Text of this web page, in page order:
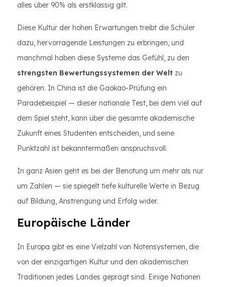
alles über 90% als erstklassig gilt.
Diese Kultur der hohen Erwartungen treibt die Schüler
dazu, hervorragende Leistungen zu erbringen, und
manchmal haben diese Systeme das Gefühl, zu den
strengsten Bewertungssystemen der Welt zu
gehören. In China ist die Gaokao-Prüfung ein
Paradebeispiel — dieser nationale Test, bei dem viel auf
dem Spiel steht, kann über die gesamte akademische
Zukunft eines Studenten entscheiden, und seine
Punktzahl ist bekanntermaßen anspruchsvoll.
In ganz Asien geht es bei der Benotung um mehr als nur
um Zahlen — sie spiegelt tiefe kulturelle Werte in Bezug
auf Bildung, Anstrengung und Erfolg wider.
Europäische Länder
In Europa gibt es eine Vielzahl von Notensystemen, die
von der einzigartigen Kultur und den akademischen
Traditionen jedes Landes geprägt sind. Einige Nationen